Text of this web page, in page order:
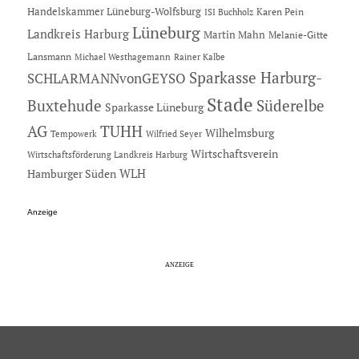
Handelskammer Lüneburg-Wolfsburg ISI Buchholz Karen Pein
Landkreis Harburg Lüneburg Martin Mahn Melanie-Gitte
Lansmann Michael Westhagemann Rainer Kalbe
SCHLARMANNvonGEYSO Sparkasse Harburg-
Buxtehude Sparkasse Lüneburg Stade Süderelbe
AG Tempowerk TUHH Wilfried Seyer Wilhelmsburg
Wirtschaftsförderung Landkreis Harburg Wirtschaftsverein
Hamburger Süden WLH
Anzeige